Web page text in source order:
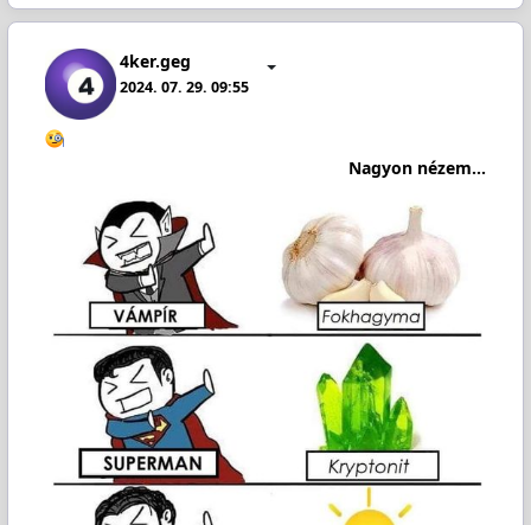
4ker.geg
2024. 07. 29. 09:55
Nagyon nézem...